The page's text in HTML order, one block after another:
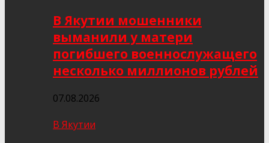
В Якутии мошенники
выманили у матери
погибшего военнослужащего
несколько миллионов рублей
07.08.2026
В Якутии